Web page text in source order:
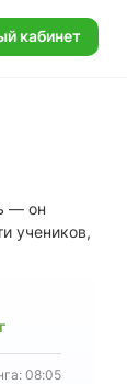
кабинет
— он
учеников,
08:05